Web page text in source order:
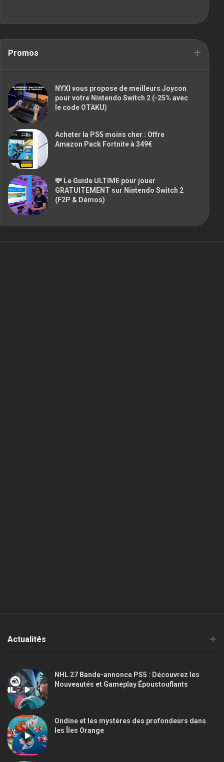
Promos
NYXI vous propose de meilleurs Joycon
pour votre Nintendo Switch 2 (-25% avec
le code OTAKU)
Acheter la PS5 moins cher : Offre
Amazon Pack Fortnite à 349€
💸 Le Guide ULTIME pour jouer
GRATUITEMENT sur Nintendo Switch 2
(F2P & Démos)
Actualités
NHL 27 Bande-annonce PS5 : Découvrez les
Nouveautés et Gameplay Époustouflants
Ondine et les mystères des profondeurs dans
les Îles Orange